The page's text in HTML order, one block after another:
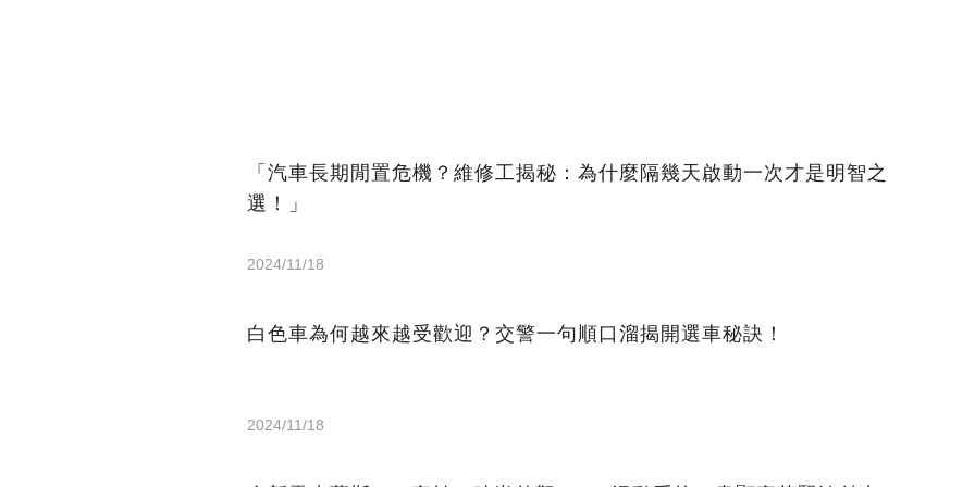
「汽車長期閒置危機？維修工揭秘：為什麼隔幾天啟動一次才是明智之
選！」
2024/11/18
白色車為何越來越受歡迎？交警一句順口溜揭開選車秘訣！
2024/11/18